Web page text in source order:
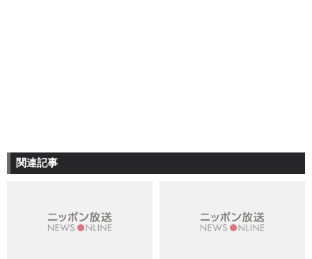
関連記事